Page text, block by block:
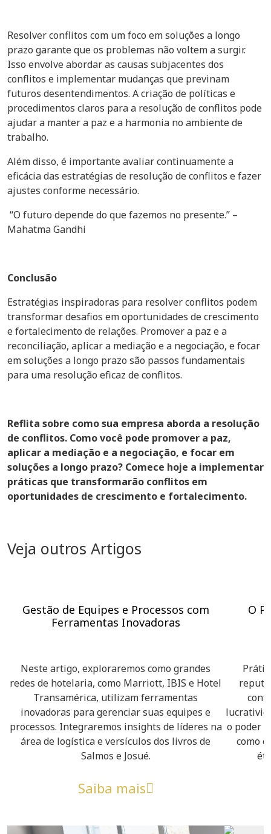
Resolver conflitos com um foco em soluções a longo
prazo garante que os problemas não voltem a surgir.
Isso envolve abordar as causas subjacentes dos
conflitos e implementar mudanças que previnam
futuros desentendimentos. A criação de políticas e
procedimentos claros para a resolução de conflitos pode
ajudar a manter a paz e a harmonia no ambiente de
trabalho.
Além disso, é importante avaliar continuamente a
eficácia das estratégias de resolução de conflitos e fazer
ajustes conforme necessário.
“O futuro depende do que fazemos no presente.” –
Mahatma Gandhi
Conclusão
Estratégias inspiradoras para resolver conflitos podem
transformar desafios em oportunidades de crescimento
e fortalecimento de relações. Promover a paz e a
reconciliação, aplicar a mediação e a negociação, e focar
em soluções a longo prazo são passos fundamentais
para uma resolução eficaz de conflitos.
Reflita sobre como sua empresa aborda a resolução
de conflitos. Como você pode promover a paz,
aplicar a mediação e a negociação, e focar em
soluções a longo prazo? Comece hoje a implementar
práticas que transformarão conflitos em
oportunidades de crescimento e fortalecimento.
Veja outros Artigos
Gestão de Equipes e Processos com
Ferramentas Inovadoras
Neste artigo, exploraremos como grandes
redes de hotelaria, como Marriott, IBIS e Hotel
Transamérica, utilizam ferramentas
inovadoras para gerenciar suas equipes e
processos. Integraremos insights de líderes na
área de logística e versículos dos livros de
Salmos e Josué.
Saiba mais
O
o poder
como